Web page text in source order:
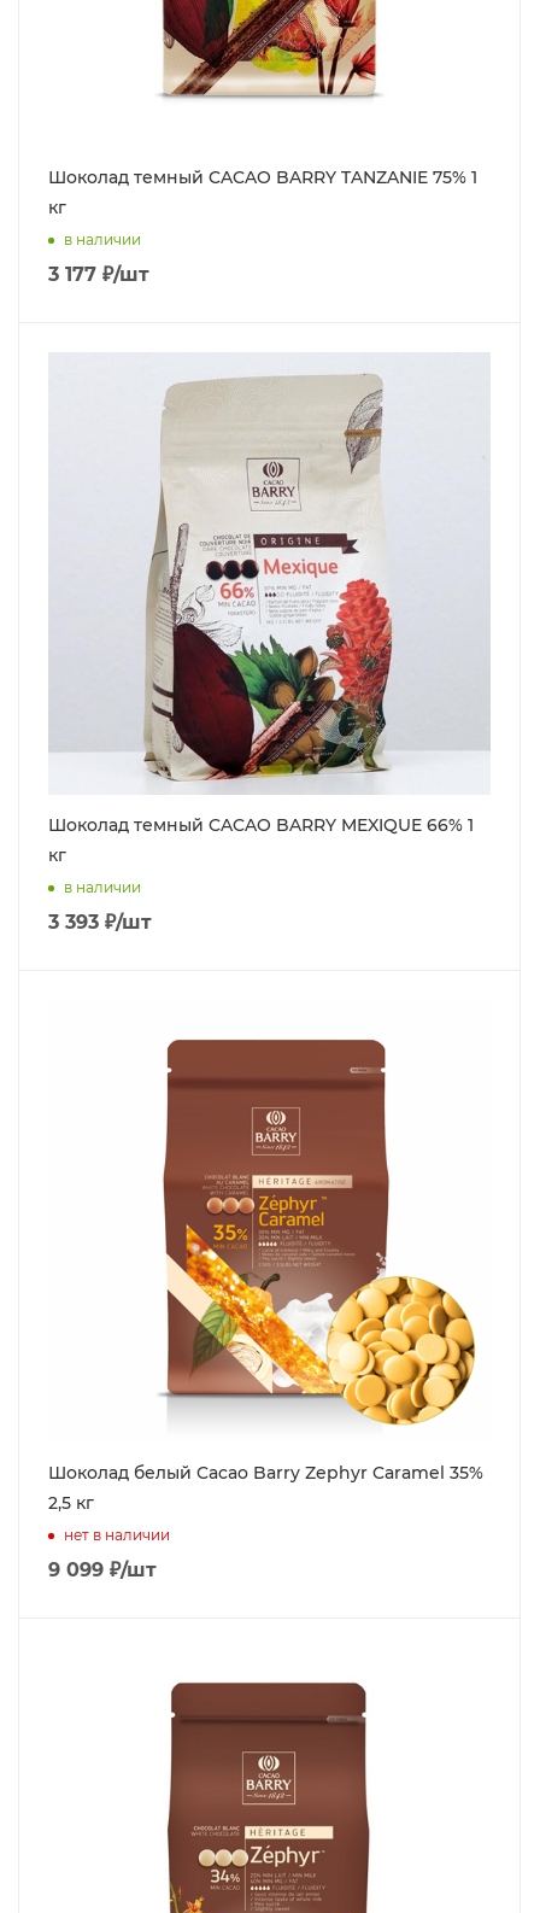
Шоколад темный CACAO BARRY TANZANIE 75% 1
кг
в наличии
3 177 ₽/шт
Шоколад темный CACAO BARRY MEXIQUE 66% 1
кг
в наличии
3 393 ₽/шт
Шоколад белый Cacao Barry Zephyr Caramel 35%
2,5 кг
нет в наличии
9 099 ₽/шт